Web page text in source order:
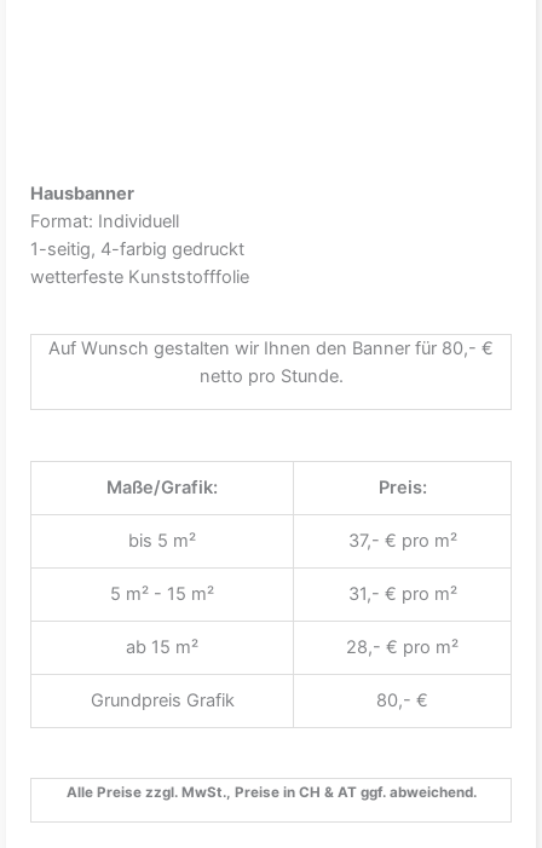
Hausbanner
Format: Individuell
1-seitig, 4-farbig gedruckt
wetterfeste Kunststofffolie
Auf Wunsch gestalten wir Ihnen den Banner für 80,- €
netto pro Stunde.
Maße/Grafik: Preis:
bis 5 m² 37,- € pro m²
5 m² - 15 m² 31,- € pro m²
ab 15 m² 28,- € pro m²
Grundpreis Grafik 80,- €
Alle Preise zzgl. MwSt., Preise in CH & AT ggf. abweichend.